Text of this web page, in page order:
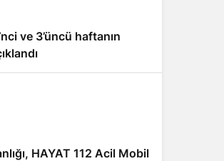
ve 3’üncü haftanın
HAYAT 112 Acil Mobil